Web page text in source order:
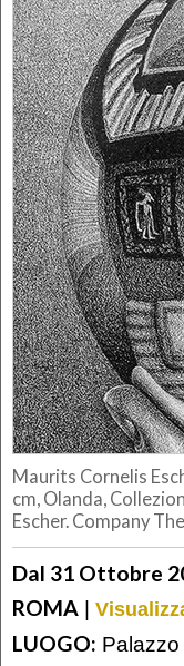
Maurits Cornelis
cm, Olanda,
Escher. Company
Dal 31 Ottobre
ROMA |
LUOGO: